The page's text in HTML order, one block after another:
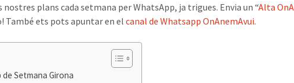
nostres plans cada setmana per WhatsApp, ja trigues. Envia un “Alta
També ets pots apuntar en elcanal de Whatsapp OnAnemAvui.
de Setmana Girona